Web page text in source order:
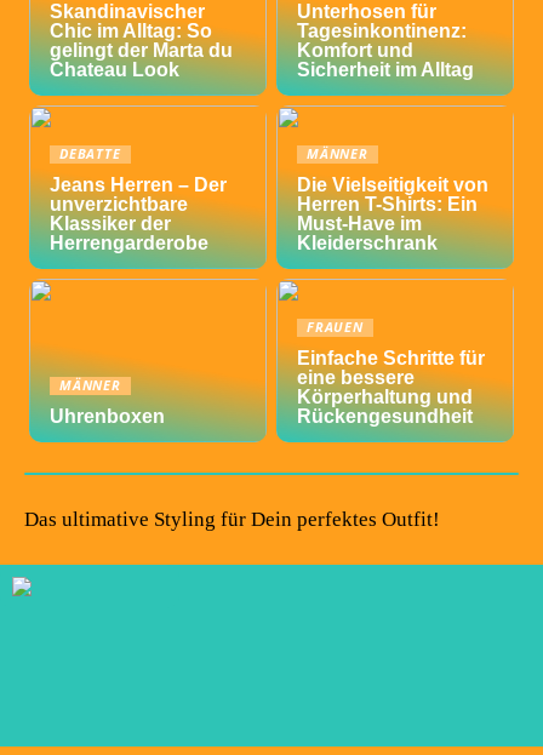
Skandinavischer
Chic im Alltag: So
gelingt der Marta du
Chateau Look
Unterhosen für
Tagesinkontinenz:
Komfort und
Sicherheit im Alltag
DEBATTE
Jeans Herren – Der
unverzichtbare
Klassiker der
Herrengarderobe
MÄNNER
Die Vielseitigkeit von
Herren T-Shirts: Ein
Must-Have im
Kleiderschrank
MÄNNER
Uhrenboxen
FRAUEN
Einfache Schritte für
eine bessere
Körperhaltung und
Rückengesundheit
Das ultimative Styling für Dein perfektes Outfit!